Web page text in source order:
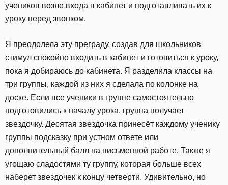
учеников возле входа в кабинет и подготавливать их к
уроку перед звонком.
Я преодолела эту преграду, создав для школьников
стимул спокойно входить в кабинет и готовиться к уроку,
пока я добираюсь до кабинета. Я разделила классы на
три группы, каждой из них я сделала по колонке на
доске. Если все ученики в группе самостоятельно
подготовились к началу урока, группа получает
звездочку. Десятая звездочка принесёт каждому ученику
группы подсказку при устном ответе или
дополнительный балл на письменной работе. Также я
угощаю сладостями ту группу, которая больше всех
наберет звездочек к концу четверти. Удивительно, но